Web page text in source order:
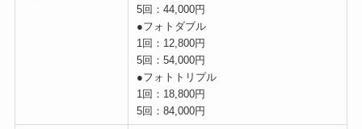
5回：44,000円
●フォトダブル
1回：12,800円
5回：54,000円
●フォトトリプル
1回：18,800円
5回：84,000円